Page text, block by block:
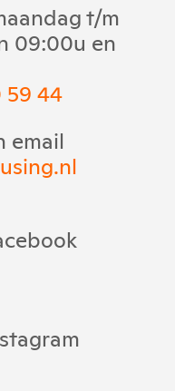
t/m
09:00u en
59 44
email